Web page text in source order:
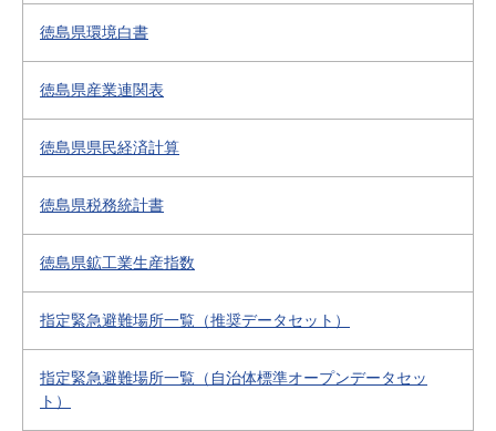
徳島県環境白書
徳島県産業連関表
徳島県県民経済計算
徳島県税務統計書
徳島県鉱工業生産指数
指定緊急避難場所一覧（推奨データセット）
指定緊急避難場所一覧（自治体標準オープンデータセッ
ト）